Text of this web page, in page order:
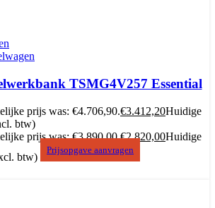
TSMG4V257 Essential
prijs was: €4.706,90.€3.412,20Huidige
btw)
prijs was: €3.890,00.€2.820,00Huidige
btw)
Prijsopgave aanvragen